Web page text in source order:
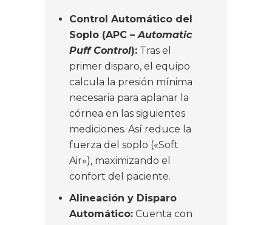
Control Automático del
Soplo (APC –Automatic
Puff Control): Tras el
primer disparo, el equipo
calcula la presión mínima
necesaria para aplanar la
córnea en las siguientes
mediciones. Así reduce la
fuerza del soplo («Soft
Air»), maximizando el
confort del paciente.
Alineación y Disparo
Automático: Cuenta con